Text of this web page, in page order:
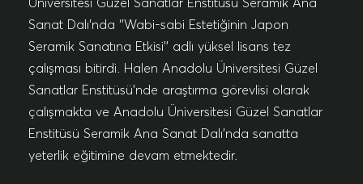
Sanat Dalı’nda ‘’Wabi-sabi Estetiğinin Japon
Seramik Sanatına Etkisi’’ adlı yüksel lisans tez
çalışması bitirdi. Halen Anadolu Üniversitesi Güzel
Sanatlar Enstitüsü’nde araştırma görevlisi olarak
çalışmakta ve Anadolu Üniversitesi Güzel Sanatlar
Enstitüsü Seramik Ana Sanat Dalı’nda sanatta
yeterlik eğitimine devam etmektedir.